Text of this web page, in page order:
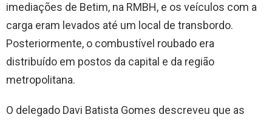
imediações de Betim, na RMBH, e os veículos com a
carga eram levados até um local de transbordo.
Posteriormente, o combustível roubado era
distribuído em postos da capital e da região
metropolitana.
O delegado Davi Batista Gomes descreveu que as